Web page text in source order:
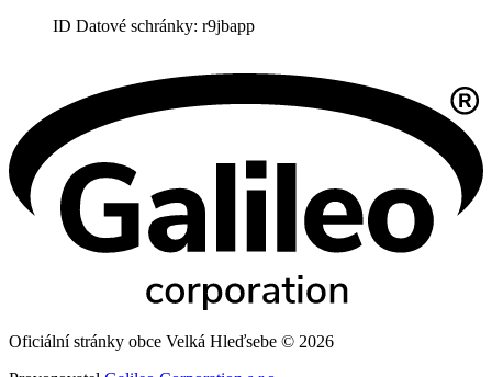
ID Datové schránky: r9jbapp
Oficiální stránky obce Velká Hleďsebe © 2026